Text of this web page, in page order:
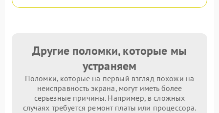
Другие поломки, которые мы
устраняем
Поломки, которые на первый взгляд похожи на
неисправность экрана, могут иметь более
серьезные причины. Например, в сложных
случаях требуется ремонт платы или процессора.